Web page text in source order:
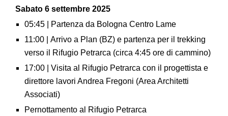
Sabato 6 settembre 2025
05:45 | Partenza da Bologna Centro Lame
11:00 | Arrivo a Plan (BZ) e partenza per il trekking
verso il Rifugio Petrarca (circa 4:45 ore di cammino)
17:00 | Visita al Rifugio Petrarca con il progettista e
direttore lavori Andrea Fregoni (Area Architetti
Associati)
Pernottamento al Rifugio Petrarca